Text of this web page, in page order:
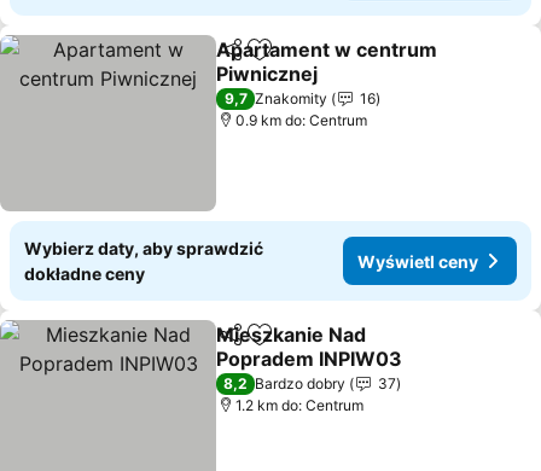
Udostępnij
Dodaj do ulubionych
Apartament w centrum
Piwnicznej
9,7 Znakomity
16
0.9 km do: Centrum
Wybierz daty, aby sprawdzić
dokładne ceny
Wyświetl ceny
Udostępnij
Dodaj do ulubionych
Mieszkanie Nad
Popradem INPIW03
8,2 Bardzo dobry
37
1.2 km do: Centrum